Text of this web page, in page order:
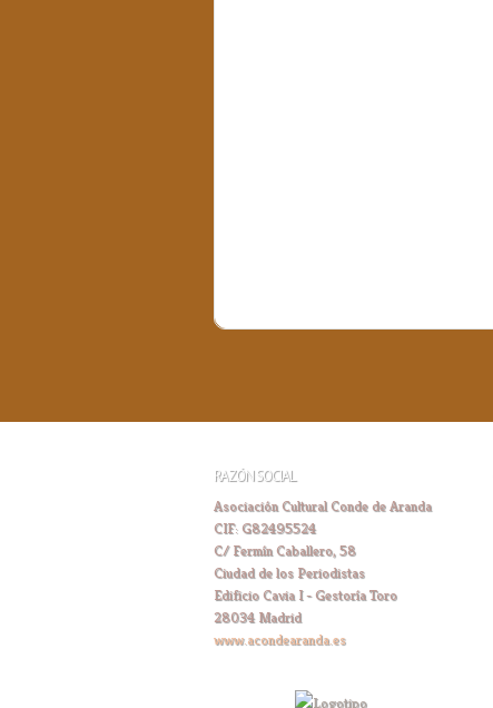
RAZÓN SOCIAL
Asociación Cultural Conde de Aranda
CIF: G82495524
C/ Fermín Caballero, 58
Ciudad de los Periodistas
Edificio Cavia I - Gestoría Toro
28034 Madrid
www.acondearanda.es